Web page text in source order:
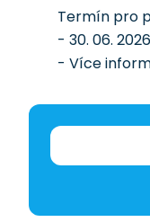
Termín pro
- 30. 06.
- Více